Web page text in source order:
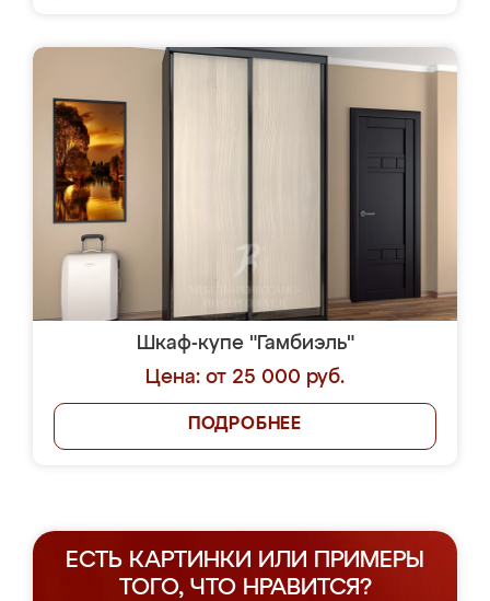
Шкаф-купе "Гамбиэль"
Цена: от 25 000 руб.
ПОДРОБНЕЕ
ЕСТЬ КАРТИНКИ ИЛИ ПРИМЕРЫ
ТОГО, ЧТО НРАВИТСЯ?